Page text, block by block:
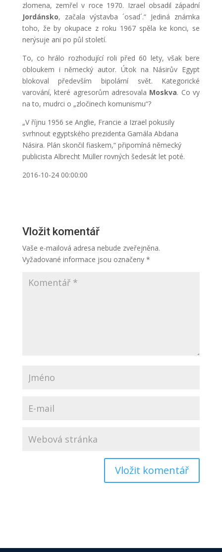
zlomena, zemřel v roce 1970. Izrael obsadil západní
Jordánsko, začala výstavba ´osad´.“ Jediná známka
toho, že by okupace z roku 1967 spěla ke konci, se
nerýsuje ani po půl století.
To, co hrálo rozhodující roli před 60 lety, však bere
obloukem i německý autor. Útok na Násirův Egypt
blokoval především bipolární svět. Kategorické
varování, které agresorům adresovala Moskva. Co vy
na to, mudrci o „zločinech komunismu“?
„V říjnu 1956 se Anglie, Francie a Izrael pokusily
svrhnout egyptského prezidenta Gamála Abdana
Násira. Plán skončil fiaskem,“ připomíná německý
publicista Albrecht Müller rovných šedesát let poté.
2016-10-24 00:00:00
Vložit komentář
Vaše e-mailová adresa nebude zveřejněna.
Vyžadované informace jsou označeny *